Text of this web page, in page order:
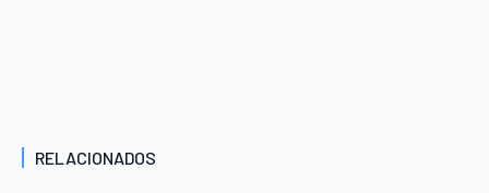
RELACIONADOS